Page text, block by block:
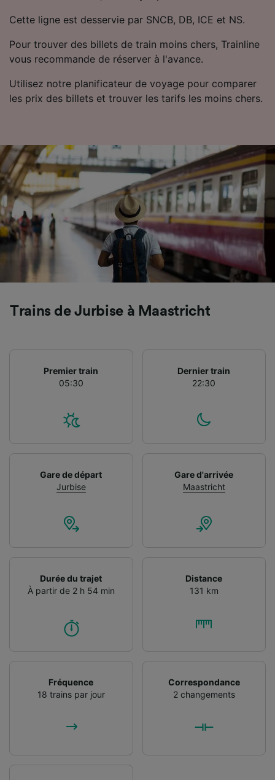
Cette ligne est desservie par SNCB, DB, ICE et NS.
Pour trouver des billets de train moins chers, Trainline
vous recommande de réserver à l'avance.
Utilisez notre planificateur de voyage pour comparer
les prix des billets et trouver les tarifs les moins chers.
Trains de Jurbise à Maastricht
Premier train
05:30
Dernier train
22:30
Gare de départ
Jurbise
Gare d'arrivée
Maastricht
Durée du trajet
À partir de 2 h 54 min
Distance
131 km
Fréquence
18 trains par jour
Correspondance
2 changements
précises. Analyser activement les
l’identification. Stocker et/ou accéder à des
informations sur un appareil. Publicités et
performance des publicités et du contenu,
études d’audience et développement de